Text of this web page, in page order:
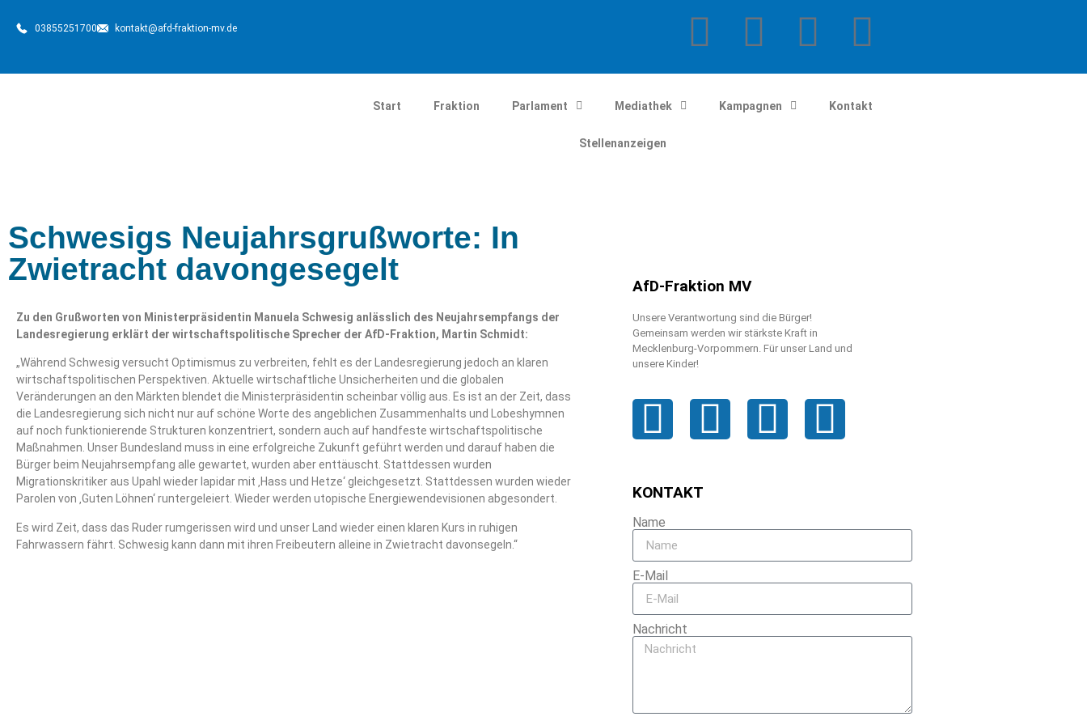
03855251700 kontakt@afd-fraktion-mv.de
Start Fraktion Parlament Mediathek Kampagnen Kontakt
Stellenanzeigen
Schwesigs Neujahrsgrußworte: In
Zwietracht davongesegelt
Zu den Grußworten von Ministerpräsidentin Manuela Schwesig anlässlich des Neujahrsempfangs der
Landesregierung erklärt der wirtschaftspolitische Sprecher der AfD-Fraktion, Martin Schmidt:
„Während Schwesig versucht Optimismus zu verbreiten, fehlt es der Landesregierung jedoch an klaren
wirtschaftspolitischen Perspektiven. Aktuelle wirtschaftliche Unsicherheiten und die globalen
Veränderungen an den Märkten blendet die Ministerpräsidentin scheinbar völlig aus. Es ist an der Zeit, dass
die Landesregierung sich nicht nur auf schöne Worte des angeblichen Zusammenhalts und Lobeshymnen
auf noch funktionierende Strukturen konzentriert, sondern auch auf handfeste wirtschaftspolitische
Maßnahmen. Unser Bundesland muss in eine erfolgreiche Zukunft geführt werden und darauf haben die
Bürger beim Neujahrsempfang alle gewartet, wurden aber enttäuscht. Stattdessen wurden
Migrationskritiker aus Upahl wieder lapidar mit ‚Hass und Hetze‘ gleichgesetzt. Stattdessen wurden wieder
Parolen von ‚Guten Löhnen‘ runtergeleiert. Wieder werden utopische Energiewendevisionen abgesondert.
Es wird Zeit, dass das Ruder rumgerissen wird und unser Land wieder einen klaren Kurs in ruhigen
Fahrwassern fährt. Schwesig kann dann mit ihren Freibeutern alleine in Zwietracht davonsegeln.“
AfD-Fraktion MV
Unsere Verantwortung sind die Bürger!
Gemeinsam werden wir stärkste Kraft in
Mecklenburg-Vorpommern. Für unser Land und
unsere Kinder!
KONTAKT
Name
E-Mail
Nachricht